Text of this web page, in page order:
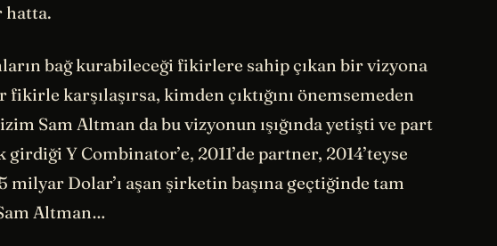
hatta.
bağ kurabileceği fikirlere sahip çıkan bir vizyona
karşılaşırsa, kimden çıktığını önemsemeden
Sam Altman da bu vizyonun ışığında yetişti ve part
Y Combinator’e, 2011’de partner, 2014’teyse
milyar Dolar’ı aşan şirketin başına geçtiğinde tam
Altman…